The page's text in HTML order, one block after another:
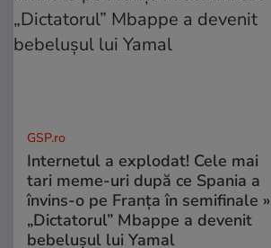
GSP.ro
Internetul a explodat! Cele mai
tari meme-uri după ce Spania a
învins-o pe Franța în semifinale »
„Dictatorul” Mbappe a devenit
bebelușul lui Yamal